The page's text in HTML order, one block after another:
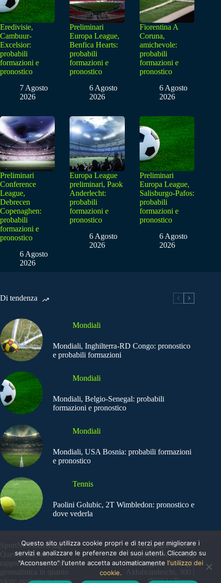
Eredivisie,
Cambuur-
Excelsior:
probabili
formazioni e
pronostico
7 Agosto
2026
Preliminari
Europa League,
Benfica Hearts:
probabili
formazioni e
pronostico
6 Agosto
2026
Fiorentina A
Coruna,
amichevole:
probabili
formazioni e
pronostico
6 Agosto
2026
Preliminari
Conference
League,
Debrecen
Copenaghen:
probabili
formazioni e
pronostico
6 Agosto
2026
Europa League
preliminari, Paok
Anderlecht:
probabili
formazioni e
pronostico
6 Agosto
2026
Preliminari
Europa League,
Salisburgo-Pafos:
probabili
formazioni e
pronostico
6 Agosto
2026
Di tendenza
Mondiali
Mondiali, Inghilterra-RD Congo: pronostico
e probabili formazioni
Mondiali
Mondiali, Belgio-Senegal: probabili
formazioni e pronostico
Mondiali
Mondiali, USA Bosnia: probabili formazioni
e pronostico
Tennis
Paolini Golubic, 2T Wimbledon: pronostico e
dove vederla
SportNews.BetFlag -
Questo sito non
rappresenta una testata
giornalistica in quanto
viene aggiornato senza
Copyright © 2025
SportNews BetFlag
Sede Legale: Via degli
Aldobrandeschi, 300 |
00163 | Roma
Questo sito utilizza cookie propri e di terzi per migliorare i
servizi e analizzare le preferenze dei suoi utenti. Cliccando su
"Acconsento" l'utente accetta automaticamente l'utilizzo dei
cookie.